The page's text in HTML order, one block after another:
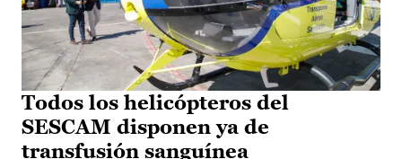
Todos los helicópteros del
SESCAM disponen ya de
transfusión sanguínea